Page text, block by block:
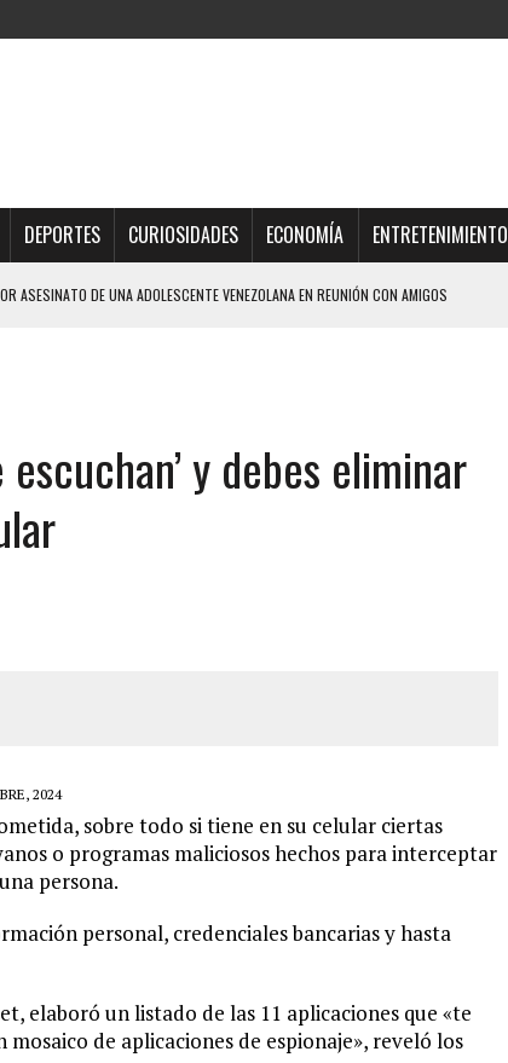
DEPORTES CURIOSIDADES ECONOMÍA ENTRETENIMIENTO
ASESINATO DE UNA ADOLESCENTE VENEZOLANA EN REUNIÓN CON AMIGOS
A UNA ADOLESCENTE DE 13 AÑOS TRAS ABUSAR DE ELLA
Y SU FAMILIA TRAS LOS TERREMOTOS: CAYERON DESDE EL PISO NUEVE DEL
LA CASA SE INUNDABA
A MANOS DE VARIOS DE ELLOS EN MATURÍN
Y ABUSADA POR LA PAREJA DE SU ABUELA
y debes eliminar
2024
sobre todo si tiene en su celular ciertas
o programas maliciosos hechos para interceptar
persona.
personal, credenciales bancarias y hasta
elaboró un listado de las 11 aplicaciones que «te
de aplicaciones de espionaje», reveló los